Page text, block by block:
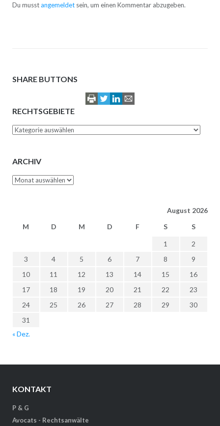
Du musstangemeldetsein, um einen Kommentar abzugeben.
SHARE BUTTONS
RECHTSGEBIETE
Rechtsgebiete
ARCHIV
Archiv
August 2026
M
D M D F S S
1
2
3
4 5 6 7 8
9
10
11 12 13 14 15
16
17
18 19 20 21 22
23
24
25 26 27 28 29
30
31
« Dez.
KONTAKT
P & G
Avocats - Rechtsanwälte